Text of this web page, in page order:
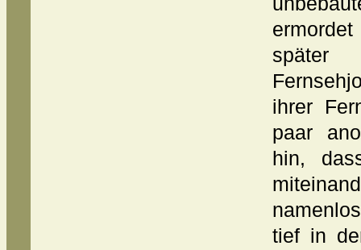
ihrer
paar
hin,
tief in